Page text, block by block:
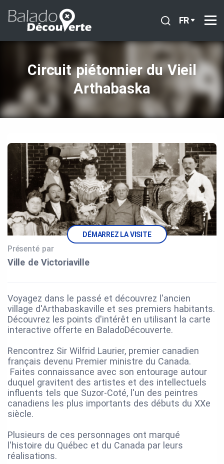
FR
Circuit piétonnier du Vieil
Arthabaska
DÉMARREZ LA VISITE
Présenté par
Ville de Victoriaville
Voyagez dans le passé et découvrez l'ancien
village d'Arthabaskaville et ses premiers habitants.
Découvrez les points d'intérêt en utilisant la carte
interactive offerte en BaladoDécouverte.
Rencontrez Sir Wilfrid Laurier, premier canadien
français devenu Premier ministre du Canada.
Faites connaissance avec son entourage autour
duquel gravitent des artistes et des intellectuels
influents tels que Suzor-Coté, l'un des peintres
canadiens les plus importants des débuts du XXe
siècle.
Plusieurs de ces personnages ont marqué
l'histoire du Québec et du Canada par leurs
réalisations.